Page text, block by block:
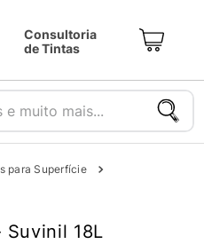
Consultoria
de Tintas
mais...
para Superfície
Suvinil 18L